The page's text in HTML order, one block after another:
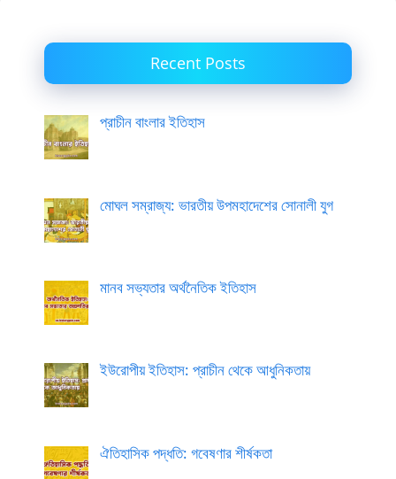
Recent Posts
প্রাচীন বাংলার ইতিহাস
মোঘল সম্রাজ্য: ভারতীয় উপমহাদেশের সোনালী যুগ
মানব সভ্যতার অর্থনৈতিক ইতিহাস
ইউরোপীয় ইতিহাস: প্রাচীন থেকে আধুনিকতায়
ঐতিহাসিক পদ্ধতি: গবেষণার শীর্ষকতা